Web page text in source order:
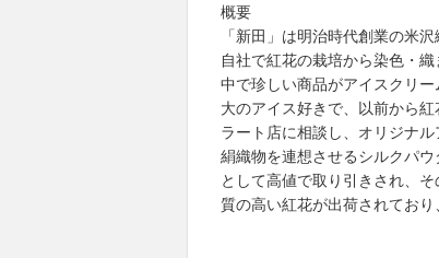
概要
「新田」は明治時代創業の米
自社で紅花の栽培から染色・
中で珍しい商品がアイスクリ
大のアイス好きで、以前から
ラート店に相談し、オリジナ
絹織物を連想させるシルクパ
として高値で取り引きされ、
質の高い紅花が出荷されており